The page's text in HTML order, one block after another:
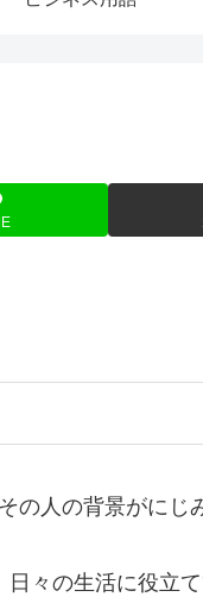
人の背景がにじ
々の生活に役立て